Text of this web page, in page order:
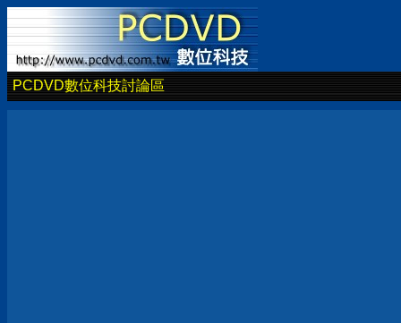
PCDVD數位科技討論區